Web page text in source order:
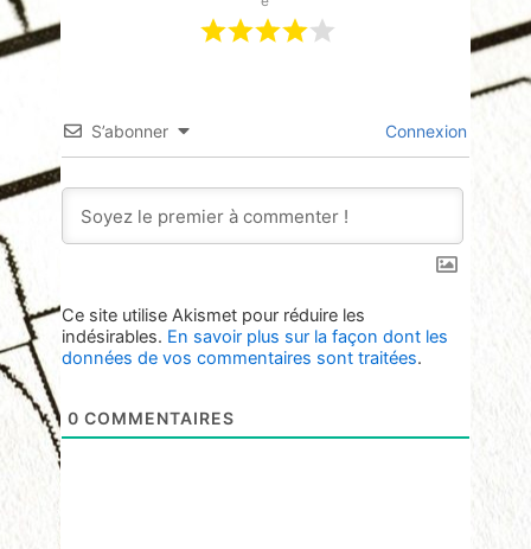
S’abonner Connexion
Ce site utilise Akismet pour réduire les
indésirables. En savoir plus sur la façon dont les
données de vos commentaires sont traitées.
0 COMMENTAIRES